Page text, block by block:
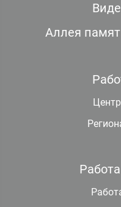
Аллея